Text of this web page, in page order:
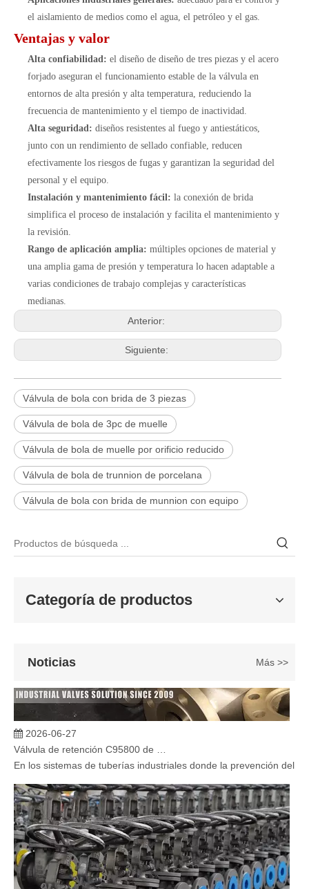
el aislamiento de medios como el agua, el petróleo y el gas.
Ventajas y valor
Alta confiabilidad: el diseño de diseño de tres piezas y el acero
forjado aseguran el funcionamiento estable de la válvula en
entornos de alta presión y alta temperatura, reduciendo la
frecuencia de mantenimiento y el tiempo de inactividad.
Alta seguridad: diseños resistentes al fuego y antiestáticos,
junto con un rendimiento de sellado confiable, reducen
efectivamente los riesgos de fugas y garantizan la seguridad del
personal y el equipo.
Instalación y mantenimiento fácil: la conexión de brida
simplifica el proceso de instalación y facilita el mantenimiento y
la revisión.
Rango de aplicación amplia: múltiples opciones de material y
una amplia gama de presión y temperatura lo hacen adaptable a
varias condiciones de trabajo complejas y características
medianas.
Anterior:
Siguiente:
Válvula de bola con brida de 3 piezas
Válvula de bola de 3pc de muelle
Válvula de bola de muelle por orificio reducido
Válvula de bola de trunnion de porcelana
Válvula de bola con brida de munnion con equipo
Categoría de productos
Noticias Más >>
2026-06-15
¿Por qué las válvulas de globo angular J-VALVES ofrecen un rendimiento de flujo superior?
En los sistemas de tuberías industriales donde se requiere una